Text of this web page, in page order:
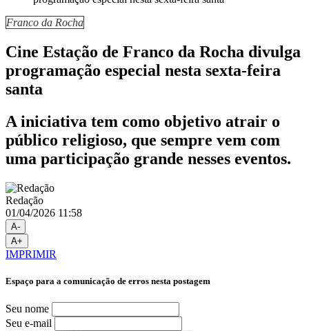
Franco da Rocha
Cine Estação de Franco da Rocha divulga
programação especial nesta sexta-feira
santa
A iniciativa tem como objetivo atrair o
público religioso, que sempre vem com
uma participação grande nesses eventos.
Redação
01/04/2026 11:58
A-
A+
IMPRIMIR
Espaço para a comunicação de erros nesta postagem
Seu nome
Seu e-mail